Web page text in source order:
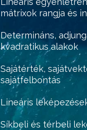
mátrixok rangja és
Determináns,
kvadratikus alakok
Sajátérték,
sajátfelbontás
Lineáris
Síkbeli és térbeli